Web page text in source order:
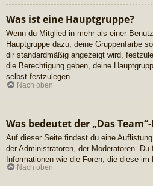
Was ist eine Hauptgruppe?
Wenn du Mitglied in mehr als einer
Hauptgruppe dazu, deine Gruppenfarbe
dir standardmäßig angezeigt wird,
die Berechtigung geben, deine
selbst festzulegen.
Nach oben
Was bedeutet der „Das
Auf dieser Seite findest du eine
der Administratoren, der Moderatoren.
Informationen wie die Foren, die diese im
Nach oben